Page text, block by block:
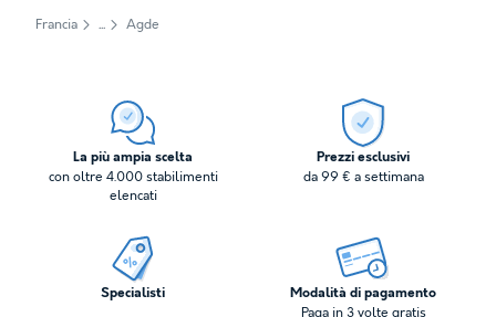
Francia Agde
La più ampia scelta
con oltre 4.000 stabilimenti
elencati
Prezzi esclusivi
da 99 € a settimana
Specialisti Modalità di pagamento
Paga in 3 volte gratis